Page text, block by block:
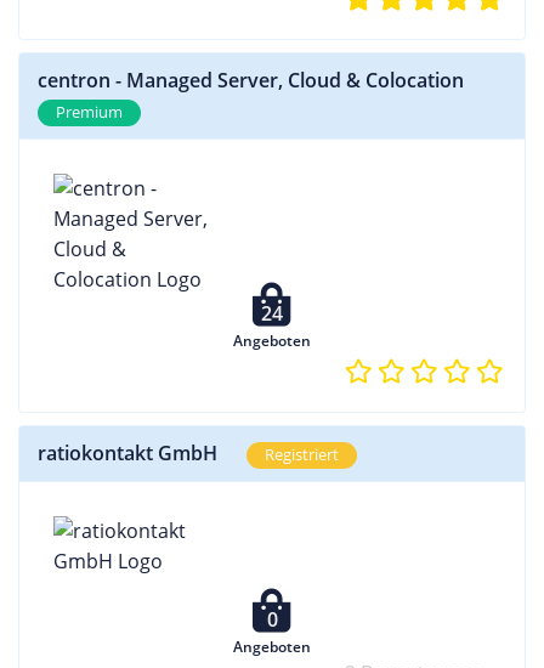
centron - Managed Server, Cloud & Colocation
Premium
24
Angeboten
ratiokontakt GmbH Registriert
0
Angeboten